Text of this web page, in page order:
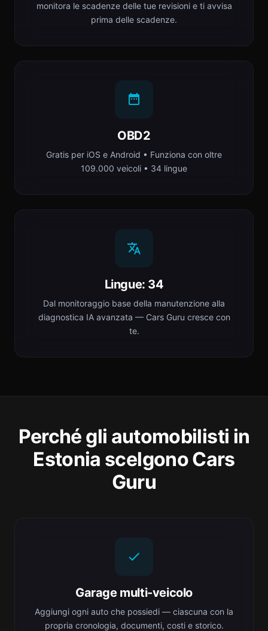
monitora le scadenze delle tue revisioni e ti avvisa
prima delle scadenze.
OBD2
Gratis per iOS e Android • Funziona con oltre
109.000 veicoli • 34 lingue
Lingue: 34
Dal monitoraggio base della manutenzione alla
diagnostica IA avanzata — Cars Guru cresce con
te.
Perché gli automobilisti in
Estonia scelgono Cars
Guru
Garage multi-veicolo
Aggiungi ogni auto che possiedi — ciascuna con la
propria cronologia, documenti, costi e storico.